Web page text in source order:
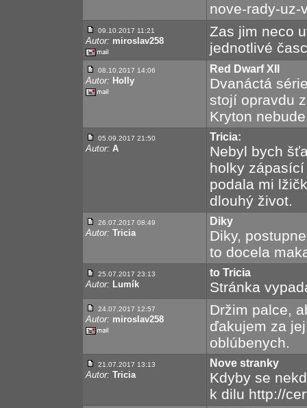
nove-rady-uz-
09.10.2017 11:21
Autor: miroslav258
Zas jim neco
jednotlivé
08.10.2017 14:06
Autor: Holly
Red Dwarf XII
Dvanáctá
stojí opravdu
Kryton
05.09.2017 21:50
Autor: A
Tricia:
Nebyl bych
holky
podala mi
dlouhý život.
26.07.2017 08:49
Autor: Tricia
Diky
Diky,
to docela
25.07.2017 23:13
Autor: Lumík
to Tricia
Stránka
24.07.2017 12:57
Autor: miroslav258
Držim palce,
ďakujem za
oblúbenych.
21.07.2017 13:13
Autor: Tricia
Nove stranky
Kdyby se
k dilu http://